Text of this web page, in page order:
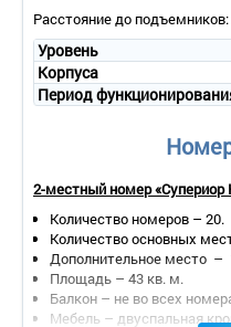
Расстояние до
Уровень
Корпуса
Период
2-местный номер «Супериор
Количество номеров – 20.
Количество основных
Дополнительное место –
Площадь – 43 кв. м.
Балкон – не во всех
Мебель – двуспальная